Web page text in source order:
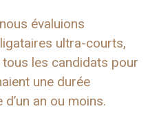
évaluions
ultra-courts,
les candidats pour
une durée
an ou moins.